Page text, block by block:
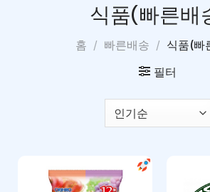
식품(빠른배
홈 / 빠른배송 / 식품(빠
필터